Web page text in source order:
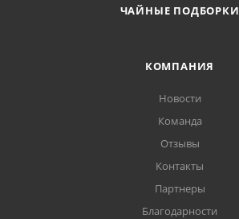
ЧАЙНЫЕ ПОДБОРКИ
КОМПАНИЯ
Новости
Команда
Отзывы
Контакты
Партнеры
Благодарности